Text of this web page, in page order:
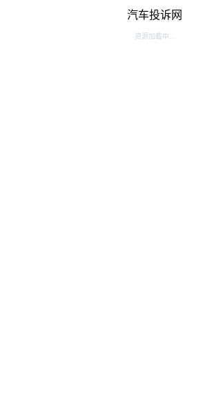
汽车投诉网
资源加载中...